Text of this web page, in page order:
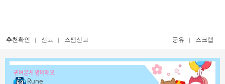
추천확인 신고 스팸신고 공유 스크랩
귀여운게 짱이에요
Rune